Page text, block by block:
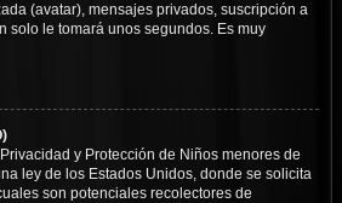
(avatar), mensajes privados, suscripción a
solo le tomará unos segundos. Es muy
y Protección de Niños menores de
ley de los Estados Unidos, donde se solicita
son potenciales recolectores de